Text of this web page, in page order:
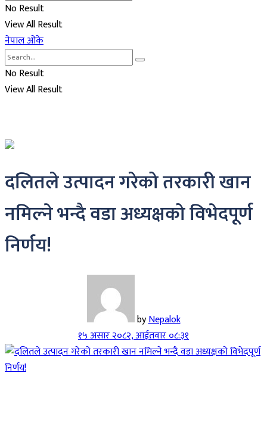
No Result
View All Result
नेपाल ओके
No Result
View All Result
दलितले उत्पादन गरेको तरकारी खान
नमिल्ने भन्दै वडा अध्यक्षको विभेदपूर्ण
निर्णय!
byNepalok
१५ असार २०८२, आईतवार ०८:३१